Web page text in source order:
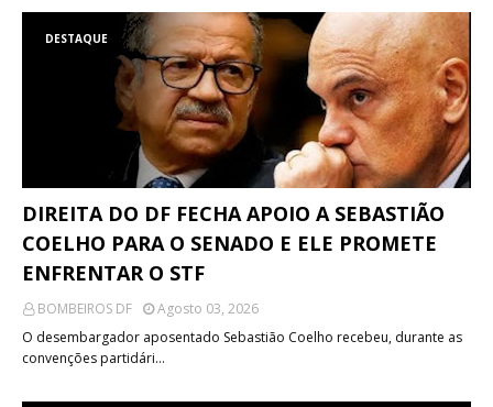
DESTAQUE
DIREITA DO DF FECHA APOIO A SEBASTIÃO
COELHO PARA O SENADO E ELE PROMETE
ENFRENTAR O STF
BOMBEIROS DF
Agosto 03, 2026
O desembargador aposentado Sebastião Coelho recebeu, durante as
convenções partidári…